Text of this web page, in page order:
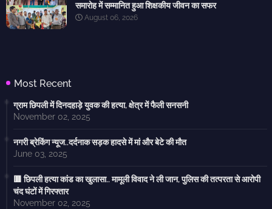
समारोह में सम्मानित हुआ शिक्षकीय जीवन का सफर
August 06, 2026
Most Recent
ग्राम छिपली में दिनदहाड़े युवक की हत्या, क्षेत्र में फैली सनसनी
November 02, 2025
नगरी ब्रेकिंग न्यूज..दर्दनाक सड़क हादसे में मां और बेटे की मौत
June 03, 2025
🟥 छिपली हत्या कांड का खुलासा.. मामूली विवाद ने ली जान, पुलिस की तत्परता से आरोपी
चंद घंटों में गिरफ्तार
November 02, 2025